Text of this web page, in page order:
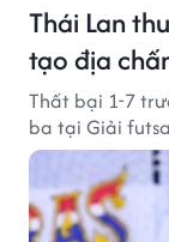
Thái Lan
tạo địa
Thất bại 1-7
ba tại Giải